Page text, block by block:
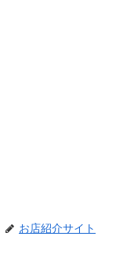
お店紹介サイト